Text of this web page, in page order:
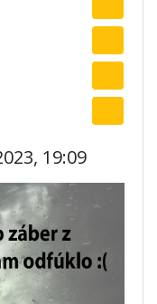
19:09